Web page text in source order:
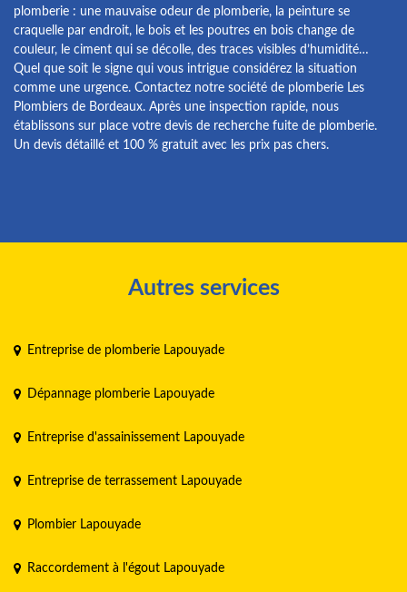
plomberie : une mauvaise odeur de plomberie, la peinture se
craquelle par endroit, le bois et les poutres en bois change de
couleur, le ciment qui se décolle, des traces visibles d’humidité…
Quel que soit le signe qui vous intrigue considérez la situation
comme une urgence. Contactez notre société de plomberie Les
Plombiers de Bordeaux. Après une inspection rapide, nous
établissons sur place votre devis de recherche fuite de plomberie.
Un devis détaillé et 100 % gratuit avec les prix pas chers.
Autres services
Entreprise de plomberie Lapouyade
Dépannage plomberie Lapouyade
Entreprise d'assainissement Lapouyade
Entreprise de terrassement Lapouyade
Plombier Lapouyade
Raccordement à l'égout Lapouyade